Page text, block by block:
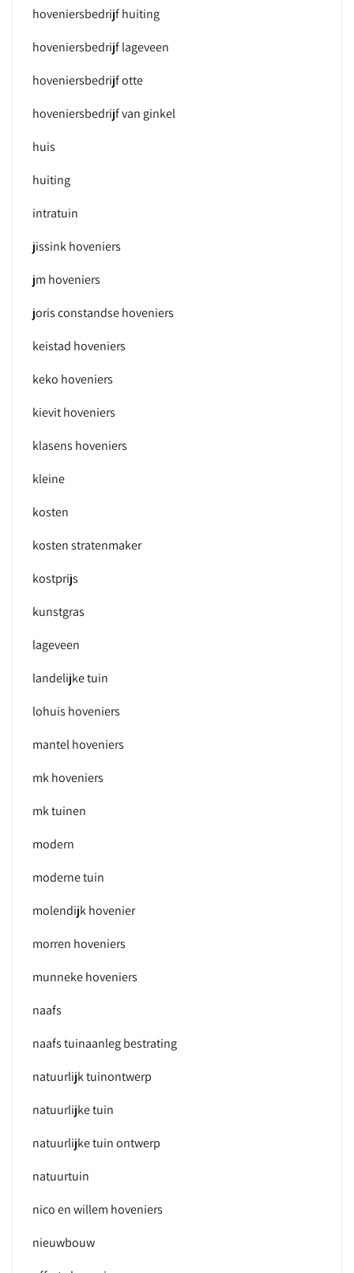
hoveniersbedrijf huiting
hoveniersbedrijf lageveen
hoveniersbedrijf otte
hoveniersbedrijf van ginkel
huis
huiting
intratuin
jissink hoveniers
jm hoveniers
joris constandse hoveniers
keistad hoveniers
keko hoveniers
kievit hoveniers
klasens hoveniers
kleine
kosten
kosten stratenmaker
kostprijs
kunstgras
lageveen
landelijke tuin
lohuis hoveniers
mantel hoveniers
mk hoveniers
mk tuinen
modern
moderne tuin
molendijk hovenier
morren hoveniers
munneke hoveniers
naafs
naafs tuinaanleg bestrating
natuurlijk tuinontwerp
natuurlijke tuin
natuurlijke tuin ontwerp
natuurtuin
nico en willem hoveniers
nieuwbouw